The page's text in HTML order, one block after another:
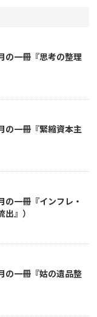
の一冊『思考の整理
の一冊『緊縮資本主
の一冊『インフレ・
』）
の一冊『姑の遺品整